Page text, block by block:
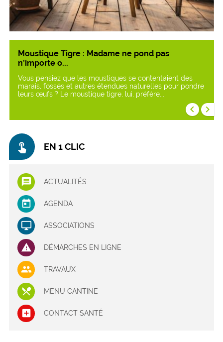
Moustique Tigre : Madame ne pond pas
n’importe o...
Vous pensiez que les moustiques se contentaient des
marais, fossés et autres étendues naturelles pour pondre
leurs œufs ? Le moustique tigre, lui, préfère...
keyboard_arrow_left keyboard_arrow_right
touch_app EN 1 CLIC
ACTUALITÉS
AGENDA
ASSOCIATIONS
DÉMARCHES EN LIGNE
TRAVAUX
MENU CANTINE
CONTACT SANTÉ